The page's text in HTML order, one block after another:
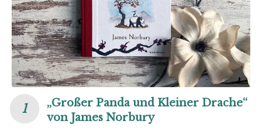
„Großer Panda und Kleiner Drache“
von James Norbury